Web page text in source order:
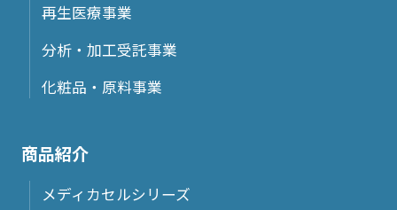
再生医療事業
分析・加工受託事業
化粧品・原料事業
商品紹介
メディカセルシリーズ